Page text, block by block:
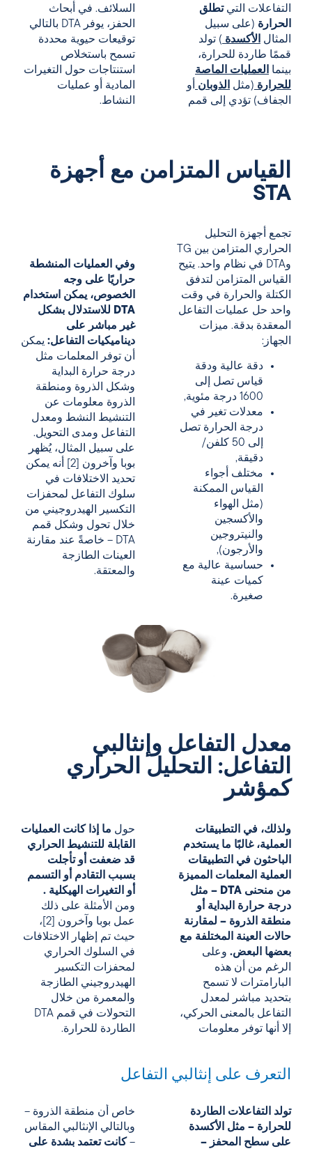
التفاعلات التيتطلق
الحرارة (على سبيل
المثال الأكسدة ) تولد
قممًا طاردة للحرارة،
بينما العمليات الماصة
للحرارة (مثل الذوبان أو
الجفاف) تؤدي إلى قمم
السلائف. في أبحاث
الحفز، يوفر DTA بالتالي
توقيعات حيوية محددة
تسمح باستخلاص
استنتاجات حول التغيرات
المادية أو عمليات
النشاط.
القياس المتزامن مع أجهزة
STA
تجمع أجهزة التحليل
الحراري المتزامن بين TG
وDTA في نظام واحد. يتيح
القياس المتزامن لتدفق
الكتلة والحرارة في وقت
واحد حل عمليات التفاعل
المعقدة بدقة. ميزات
الجهاز:
دقة عالية ودقة
قياس تصل إلى
1600 درجة مئوية,
معدلات تغير في
درجة الحرارة تصل
إلى 50 كلفن/
دقيقة,
مختلف أجواء
القياس الممكنة
(مثل الهواء
والأكسجين
والنيتروجين
والأرجون),
حساسية عالية مع
كميات عينة
صغيرة.
وفي العمليات المنشطة
حراريًا على وجه
الخصوص، يمكن استخدام
DTA للاستدلال بشكل
غير مباشر على
ديناميكيات التفاعل: يمكن
أن توفر المعلمات مثل
درجة حرارة البداية
وشكل الذروة ومنطقة
الذروة معلومات عن
التنشيط النشط ومعدل
التفاعل ومدى التحويل.
على سبيل المثال، يُظهر
بوبا وآخرون [2] أنه يمكن
تحديد الاختلافات في
سلوك التفاعل لمحفزات
التكسير الهيدروجيني من
خلال تحول وشكل قمم
DTA – خاصةً عند مقارنة
العينات الطازجة
والمعتقة.
معدل التفاعل وإنثالبي
التفاعل: التحليل الحراري
كمؤشر
ولذلك، في التطبيقات
العملية، غالبًا ما يستخدم
الباحثون في التطبيقات
العملية المعلمات المميزة
من منحنى DTA – مثل
درجة حرارة البداية أو
منطقة الذروة – لمقارنة
حالات العينة المختلفة مع
بعضها البعض. وعلى
الرغم من أن هذه
البارامترات لا تسمح
بتحديد مباشر لمعدل
التفاعل بالمعنى الحركي،
إلا أنها توفر معلومات
حول ما إذا كانت العمليات
القابلة للتنشيط الحراري
قد ضعفت أو تأجلت
بسبب التقادم أو التسمم
أو التغيرات الهيكلية .
ومن الأمثلة على ذلك
عمل بوبا وآخرون [2]،
حيث تم إظهار الاختلافات
في السلوك الحراري
لمحفزات التكسير
الهيدروجيني الطازجة
والمعمرة من خلال
التحولات في قمم DTA
الطاردة للحرارة.
التعرف على إنثالبي التفاعل
تولد التفاعلات الطاردة
للحرارة – مثل الأكسدة
على سطح المحفز –
خاص أن منطقة الذروة –
وبالتالي الإنثالبي المقاس
– كانت تعتمد بشدة على